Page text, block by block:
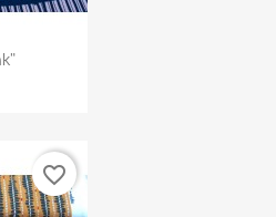
favorite_border